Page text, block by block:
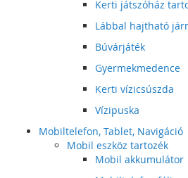
Kerti játszóház
Lábbal hajtható
Búvárjáték
Gyermekmedence
Kerti vízicsúszda
Vízipuska
Mobiltelefon, Tablet, Navigáció
Mobil eszköz tartozék
Mobil akkumulátor